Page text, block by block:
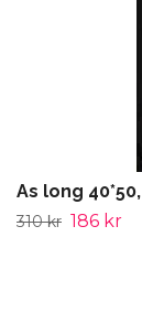
As long 40*50,
310 kr 186 kr